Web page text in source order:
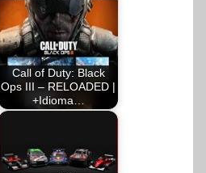
Call of Duty: Black
Ops III – RELOADED |
+Idioma…